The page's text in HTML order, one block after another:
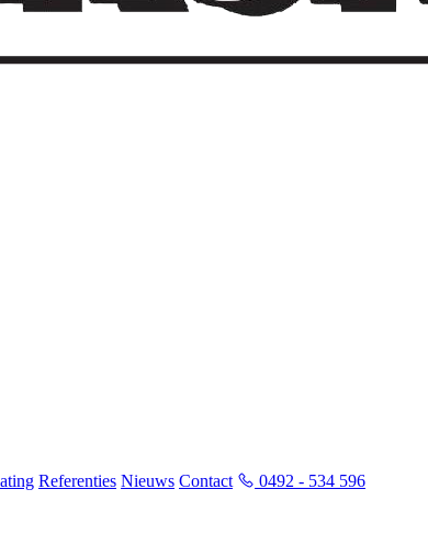
Referenties Nieuws Contact 0492 - 534 596